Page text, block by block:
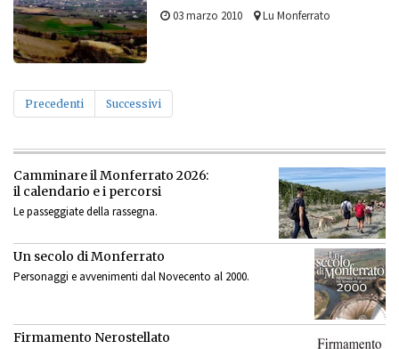
03 marzo 2010 Lu Monferrato
Precedenti Successivi
Camminare il Monferrato 2026:
il calendario e i percorsi
Le passeggiate della rassegna.
Un secolo di Monferrato
Personaggi e avvenimenti dal Novecento al 2000.
Firmamento Nerostellato